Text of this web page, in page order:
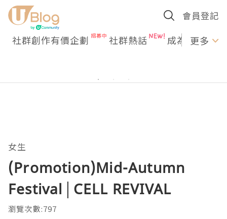
會員登記
社群創作有價企劃 社群熱話 成為U更多
女生
(Promotion)Mid-Autumn
Festival│CELL REVIVAL
瀏覽次數:797